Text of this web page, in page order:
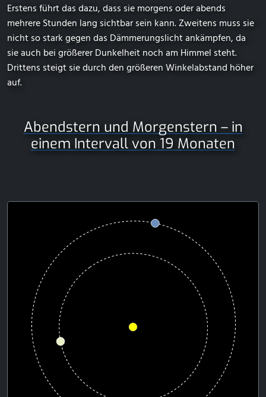
Erstens führt das dazu, dass sie morgens oder abends
mehrere Stunden lang sichtbar sein kann. Zweitens muss sie
nicht so stark gegen das Dämmerungslicht ankämpfen, da
sie auch bei größerer Dunkelheit noch am Himmel steht.
Drittens steigt sie durch den größeren Winkelabstand höher
auf.
Abendstern und Morgenstern – in
einem Intervall von 19 Monaten